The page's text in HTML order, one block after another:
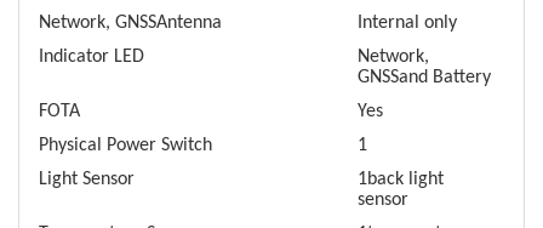
Network, GNSSAntenna
Internal only
Indicator LED
Network,
GNSSand Battery
FOTA
Yes
Physical Power Switch
1
Light Sensor
1back light
sensor